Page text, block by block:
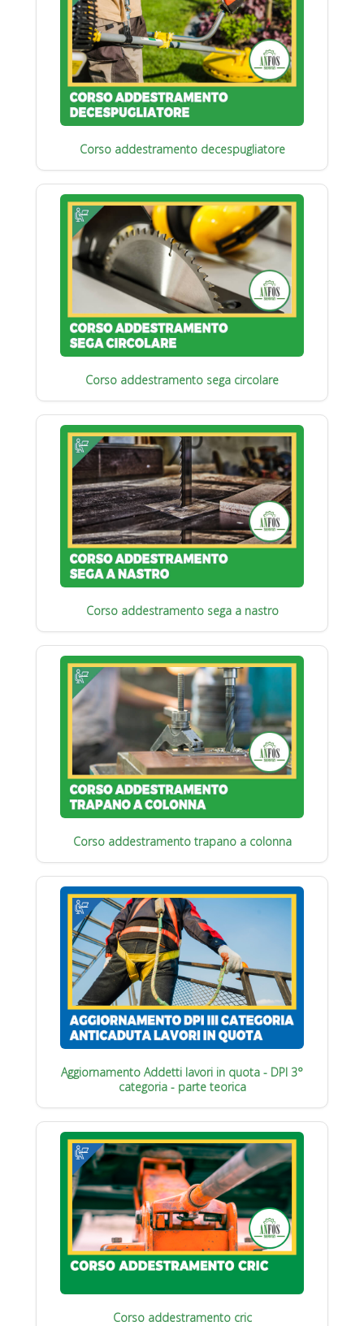
Corso addestramento decespugliatore
Corso addestramento sega circolare
Corso addestramento sega a nastro
Corso addestramento trapano a colonna
Aggiornamento Addetti lavori in quota - DPI 3°
categoria - parte teorica
Corso addestramento cric